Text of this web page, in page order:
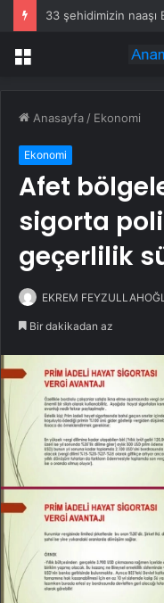
33 şehidimizin naaşı
Menü
Anasayfa / Ekonomi
Ekonomi
Afet
sigorta
geçerlilik
EKREM
Bir dakikadan az